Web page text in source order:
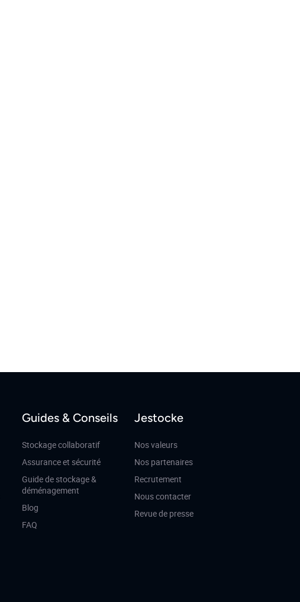
Guides & Conseils
Stockage collaboratif
Assurance et sécurité
Guide de stockage &
déménagement
Blog
FAQ
Jestocke
Nos valeurs
Nos partenaires
Recrutement
Nous contacter
Revue de presse